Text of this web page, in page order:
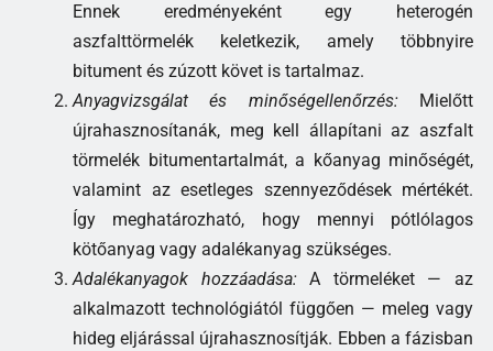
Ennek eredményeként egy heterogén
aszfalttörmelék keletkezik, amely többnyire
bitument és zúzott követ is tartalmaz.
Anyagvizsgálat és minőségellenőrzés:Mielőtt
újrahasznosítanák, meg kell állapítani az aszfalt
törmelék bitumentartalmát, a kőanyag minőségét,
valamint az esetleges szennyeződések mértékét.
Így meghatározható, hogy mennyi pótlólagos
kötőanyag vagy adalékanyag szükséges.
Adalékanyagok hozzáadása:A törmeléket — az
alkalmazott technológiától függően — meleg vagy
hideg eljárással újrahasznosítják. Ebben a fázisban